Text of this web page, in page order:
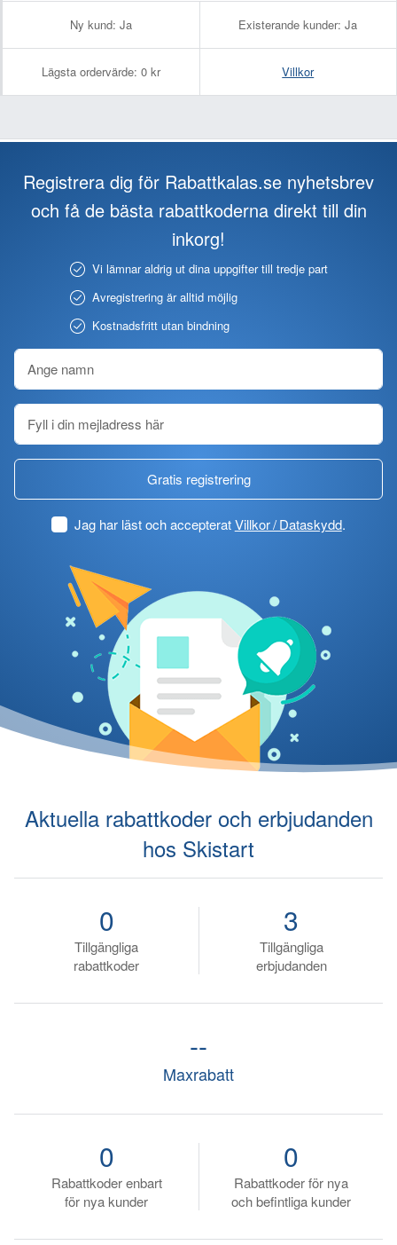
Ny kund: Ja Existerande kunder: Ja
Lägsta ordervärde: 0 kr Villkor
Registrera dig för Rabattkalas.se nyhetsbrev
och få de bästa rabattkoderna direkt till din
inkorg!
Vi lämnar aldrig ut dina uppgifter till tredje part
Avregistrering är alltid möjlig
Kostnadsfritt utan bindning
Gratis registrering
Jag har läst och accepteratVillkor / Dataskydd.
Aktuella rabattkoder och erbjudanden
hos Skistart
Tillgängliga
rabattkoder
0
Tillgängliga
erbjudanden
3
Maxrabatt
--
Rabattkoder enbart
för nya kunder
0
Rabattkoder för nya
och befintliga kunder
0